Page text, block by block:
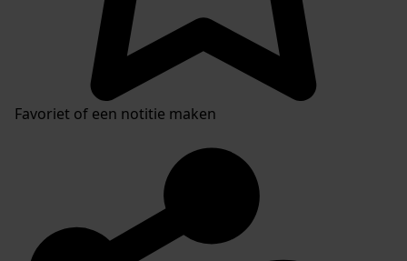
Favoriet of een notitie maken